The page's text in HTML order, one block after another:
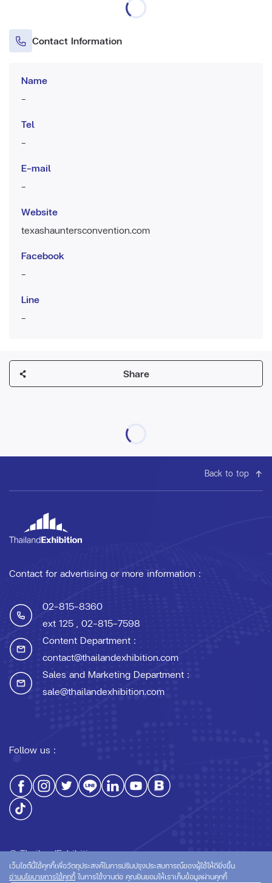
Contact Information
Name
-
Tel
-
E-mail
-
Website
texashauntersconvention.com
Facebook
-
Line
-
Share
Back to top
Contact for advertising or more information :
02-815-8360
ext 125 , 02-815-7598
Content Department :
contact@thailandexhibition.com
Sales and Marketing Department :
sale@thailandexhibition.com
Follow us :
© ThailandExhibition.com
เว็บไซต์นี้ใช้คุกกี้เพื่อวัตถุประสงค์ในการปรับปรุงประสบการณ์ของผู้ใช้ให้ดียิ่งขึ้น
อ่านนโยบายการใช้คุกกี้ ในการใช้งานต่อ คุณยินยอมให้เราเก็บข้อมูลผ่านคุกกี้